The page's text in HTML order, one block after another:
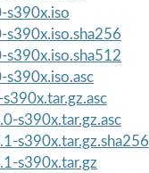
s390x.iso
s390x.iso.sha256
s390x.iso.sha512
s390x.iso.asc
s390x.tar.gz.asc
s390x.tar.gz.sha256
s390x.tar.gz